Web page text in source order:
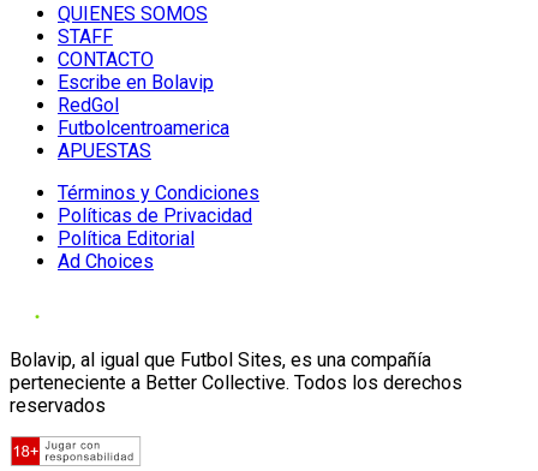
QUIENES SOMOS
STAFF
CONTACTO
Escribe en Bolavip
RedGol
Futbolcentroamerica
APUESTAS
Términos y Condiciones
Políticas de Privacidad
Política Editorial
Ad Choices
Bolavip, al igual que Futbol Sites, es una compañía
perteneciente a Better Collective. Todos los derechos
reservados